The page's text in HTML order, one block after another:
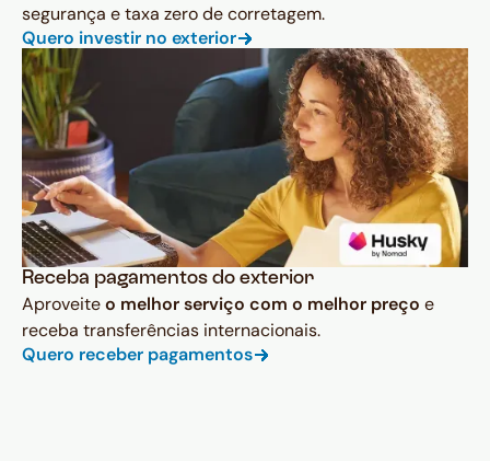
segurança e taxa zero de corretagem.
Quero investir no exterior
Receba pagamentos do exterior
Aproveiteo melhor serviço com o melhor preço e
receba transferências internacionais.
Quero receber pagamentos